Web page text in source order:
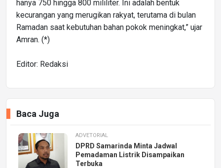
hanya 750 hingga 800 mililiter. Ini adalah bentuk
kecurangan yang merugikan rakyat, terutama di bulan
Ramadan saat kebutuhan bahan pokok meningkat,” ujar
Amran. (*)
Editor: Redaksi
Baca Juga
ADVETORIAL
DPRD Samarinda Minta Jadwal
Pemadaman Listrik Disampaikan
Terbuka